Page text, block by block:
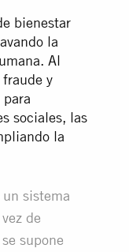
bienestar
la
Al
y
sociales, las
la
sistema
de
supone